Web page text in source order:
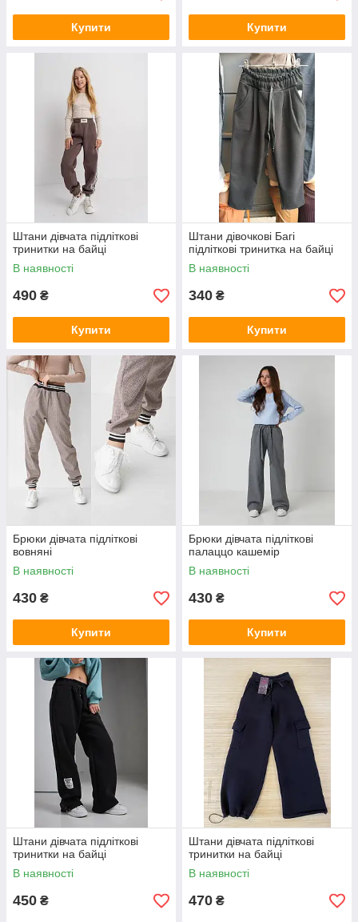
Купити Купити
Штани дівчата підліткові
тринитки на байці
В наявності
490 ₴
Купити
Штани дівочкові Багі
підліткові тринитка на байці
В наявності
340 ₴
Купити
Брюки дівчата підліткові
вовняні
В наявності
430 ₴
Купити
Брюки дівчата підліткові
палаццо кашемір
В наявності
430 ₴
Купити
Штани дівчата підліткові
тринитки на байці
В наявності
450 ₴
Штани дівчата підліткові
тринитки на байці
В наявності
470 ₴